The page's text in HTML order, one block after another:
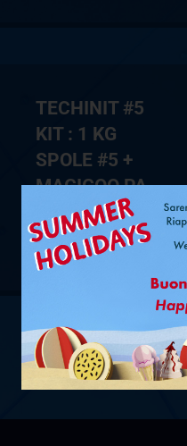
TECHINIT #5
KIT : 1 KG
SPOLE #5 +
MAGIGOO PA
LIM 50 ML
VEDI PRODOTTO